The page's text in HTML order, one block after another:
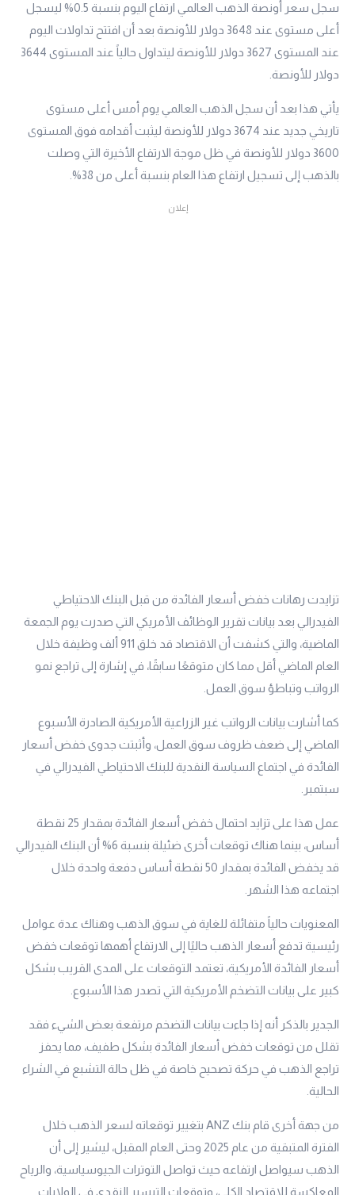
سجل سعر أونصة الذهب العالمي ارتفاع اليوم بنسبة 0.5% ليسجل
أعلى مستوى عند 3648 دولار للأونصة بعد أن افتتح تداولات اليوم
عند المستوى 3627 دولار للأونصة ليتداول حالياً عند المستوى 3644
دولار للأونصة.
يأتي هذا بعد أن سجل الذهب العالمي يوم أمس أعلى مستوى
تاريخي جديد عند 3674 دولار للأونصة ليثبت أقدامه فوق المستوى
3600 دولار للأونصة في ظل موجة الارتفاع الأخيرة التي وصلت
بالذهب إلى تسجيل ارتفاع هذا العام بنسبة أعلى من 38%.
إعلان
تزايدت رهانات خفض أسعار الفائدة من قبل البنك الاحتياطي
الفيدرالي بعد بيانات تقرير الوظائف الأمريكي التي صدرت يوم الجمعة
الماضية، والتي كشفت أن الاقتصاد قد خلق 911 ألف وظيفة خلال
العام الماضي أقل مما كان متوقعًا سابقًا، في إشارة إلى تراجع نمو
الرواتب وتباطؤ سوق العمل.
كما أشارت بيانات الرواتب غير الزراعية الأمريكية الصادرة الأسبوع
الماضي إلى ضعف ظروف سوق العمل، وأثبتت جدوى خفض أسعار
الفائدة في اجتماع السياسة النقدية للبنك الاحتياطي الفيدرالي في
سبتمبر.
عمل هذا على تزايد احتمال خفض أسعار الفائدة بمقدار 25 نقطة
أساس، بينما هناك توقعات أخرى ضئيلة بنسبة 6% أن البنك الفيدرالي
قد يخفض الفائدة بمقدار 50 نقطة أساس دفعة واحدة خلال
اجتماعه هذا الشهر.
المعنويات حالياً متفائلة للغاية في سوق الذهب وهناك عدة عوامل
رئيسية تدفع أسعار الذهب حاليًا إلى الارتفاع أهمها توقعات خفض
أسعار الفائدة الأمريكية، تعتمد التوقعات على المدى القريب بشكل
كبير على بيانات التضخم الأمريكية التي تصدر هذا الأسبوع.
الجدير بالذكر أنه إذا جاءت بيانات التضخم مرتفعة بعض الشيء فقد
تقلل من توقعات خفض أسعار الفائدة بشكل طفيف، مما يحفز
تراجع الذهب في حركة تصحيح خاصة في ظل حالة التشبع في الشراء
الحالية.
من جهة أخرى قام بنك ANZ بتغيير توقعاته لسعر الذهب خلال
الفترة المتبقية من عام 2025 وحتى العام المقبل، ليشير إلى أن
الذهب سيواصل ارتفاعه حيث تواصل التوترات الجيوسياسية، والرياح
المعاكسة للاقتصاد الكلي، وتوقعات التيسير النقدي في الولايات